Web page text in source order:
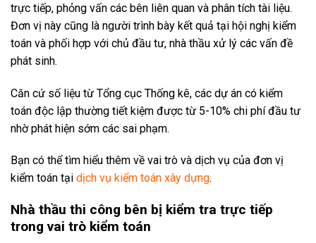
trực tiếp, phỏng vấn các bên liên quan và phân tích tài liệu.
Đơn vị này cũng là người trình bày kết quả tại hội nghị kiểm
toán và phối hợp với chủ đầu tư, nhà thầu xử lý các vấn đề
phát sinh.
Căn cứ số liệu từ Tổng cục Thống kê, các dự án có kiểm
toán độc lập thường tiết kiệm được từ 5-10% chi phí đầu tư
nhờ phát hiện sớm các sai phạm.
Bạn có thể tìm hiểu thêm về vai trò và dịch vụ của đơn vị
kiểm toán tại dịch vụ kiểm toán xây dựng.
Nhà thầu thi công bên bị kiểm tra trực tiếp
trong vai trò kiểm toán